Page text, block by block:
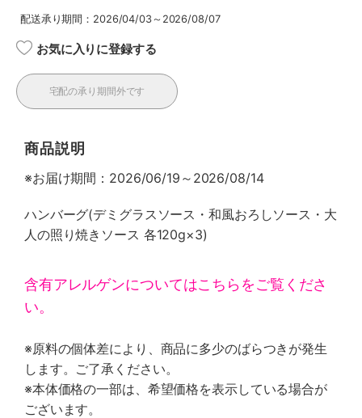
配送承り期間：2026/04/03～2026/08/07
お気に入りに登録する
宅配の承り期間外です
商品説明
※お届け期間：2026/06/19～2026/08/14
ハンバーグ(デミグラスソース・和風おろしソース・大
人の照り焼きソース 各120g×3)
含有アレルゲンについてはこちらをご覧くださ
い。
※原料の個体差により、商品に多少のばらつきが発生
します。ご了承ください。
※本体価格の一部は、希望価格を表示している場合が
ございます。